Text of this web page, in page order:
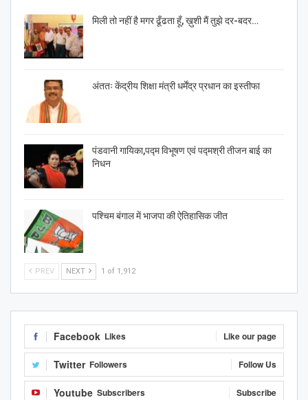
मिली तो नहीं है मगर ढूँढता हूँ, ख़ुशी मैं तुझे दर-बदर…
अंततः केंद्रीय शिक्षा मंत्री धर्मेंद्र प्रधान का इस्तीफा
पंडवानी गायिका,पद्म विभूषण एवं पद्मश्री तीजन बाई का
निधन
पश्चिम बंगाल में भाजपा की ऐतिहासिक जीत
PREV NEXT 1 of 1,912
Facebook Likes Like our page
Twitter Followers Follow Us
Youtube Subscribers Subscribe